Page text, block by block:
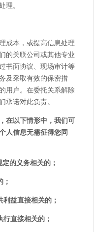
理。
成本，或提高信息处理
的关联公司或其他专业
书面协议、现场审计等
及采取有效的保密措
用户。在委托关系解除
承诺对此负责。
在以下情形中，我们可
人信息无需征得您同
的义务相关的；
益直接相关的；
直接相关的；